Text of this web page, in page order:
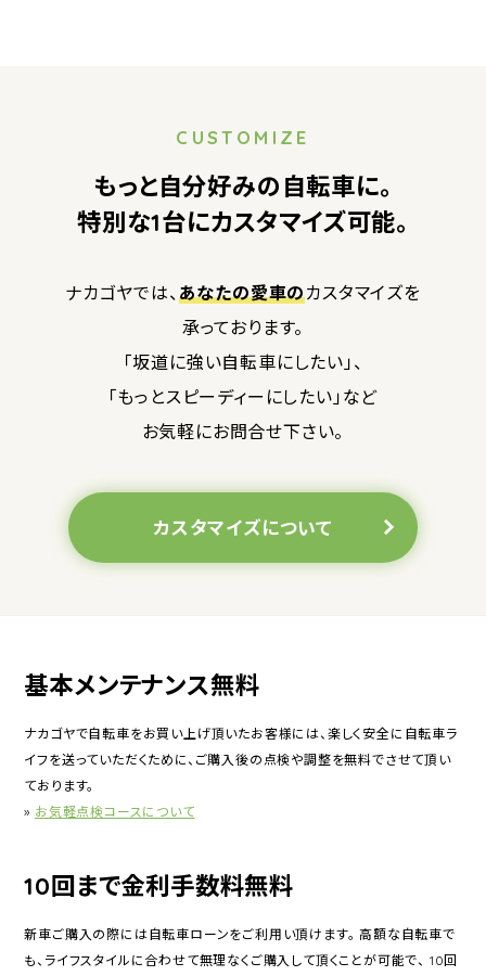
CUSTOMIZE
もっと自分好みの自転車に。
特別な1台にカスタマイズ可能。
ナカゴヤでは、 あなたの愛車のカスタマイズを
承っております。
「坂道に強い自転車にしたい」、
「もっとスピーディーにしたい」など
お気軽にお問合せ下さい。
カスタマイズについて
基本メンテナンス無料
ナカゴヤで自転車をお買い上げ頂いたお客様には、楽しく安全に自転車ラ
イフを送っていただくために、ご購入後の点検や調整を無料でさせて頂い
ております。
» お気軽点検コースについて
10回まで金利手数料無料
新車ご購入の際には自転車ローンをご利用い頂けます。 高額な自転車で
も、ライフスタイルに合わせて無理なくご購入して頂くことが可能で、 10回